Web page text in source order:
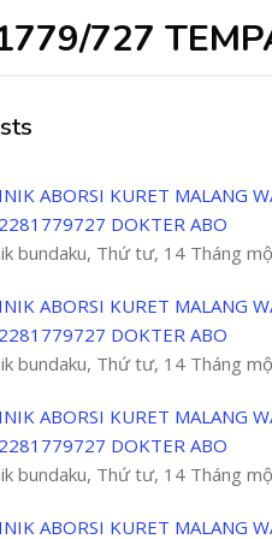
727
ABORSI KURET MALANG
DOKTER ABO
bundaku, Thứ tư, 14 Tháng
ABORSI KURET MALANG
DOKTER ABO
bundaku, Thứ tư, 14 Tháng
ABORSI KURET MALANG
DOKTER ABO
bundaku, Thứ tư, 14 Tháng
ABORSI KURET MALANG